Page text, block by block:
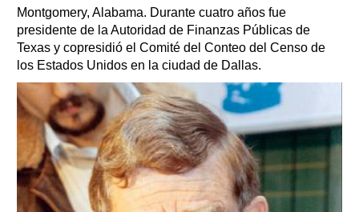
Montgomery, Alabama. Durante cuatro años fue
presidente de la Autoridad de Finanzas Públicas de
Texas y copresidió el Comité del Conteo del Censo de
los Estados Unidos en la ciudad de Dallas.